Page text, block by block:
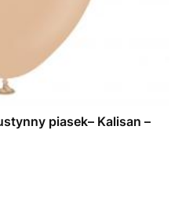
piasek– Kalisan –